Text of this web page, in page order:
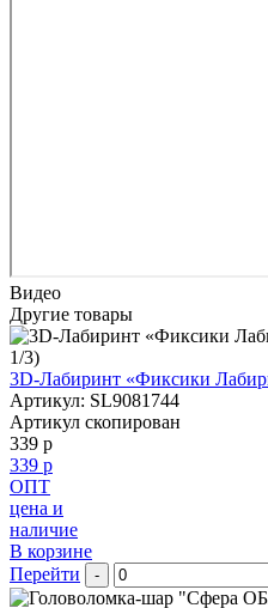
Видео
Другие товары
3D-Лабиринт «Фиксики
Артикул: SL9081744
Артикул скопирован
339 р
339 р
ОПТ
цена и
наличие
В корзине
Перейти
-